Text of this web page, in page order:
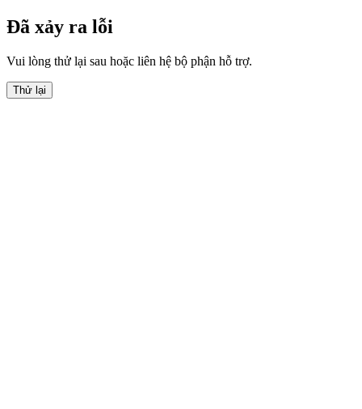
Đã xảy ra lỗi
Vui lòng thử lại sau hoặc liên hệ bộ phận hỗ trợ.
Thử lại